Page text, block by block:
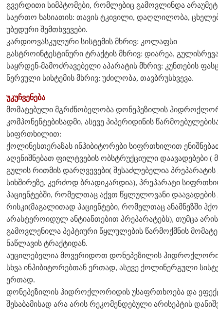
გვერდითი სიმპტომები, რომლებიც გამოვლინდა
საერთო ხასიათის: თავის ტკივილი, დაღლილობა,
უბედური შემთხვევები.
კარდიოვასკულური სისტემის მხრივ: კოლაფსი
გასტროინტესტინური ტრაქტის მხრივ: დიარეა,
საყრდენ-მამოძრავებელი აპარატის მხრივ: კუნთების
ნერვული სისტემის მხრივ: უძილობა, თავბრუსხვევა.
უკუჩვენება
მომატებული მგრძნობელობა დონეპეზილის
კომპონენტებისადმი, ასევე პიპერიდინის
სიფრთხილით:
ქოლინესთერაზას ინჰიბიტორები სიფრთხილით
აღენიშნებათ ფილტვების ობსტრუქციული დაავადებები (
გულის რითმის დარღვევები( შესაძლებელია
სიხშირეზე, კერძოდ ბრადიკარდია), პრეპარატი
პაციენტებში, რომელთაც აქვთ წყლულოვანი
რისკი(მაგალითად პაციენტები, რომელთაც ანამნეზში
არასტეროიდულ ანტიანთებით პრეპარატებს), თუმცა
გამოვლენილა პეპტიური წყლულების წარმოქმნის
ნაწლავის ტრაქტიდან.
აუცილებელია მოვერიდოთ დონეპეზილის
სხვა ინჰიბიტორებთან ერთად, ასევე ქოლინერგული
ერთად.
დონეპეზილის ჰიდროქლორიდის უსაფრთხოება და
შესაბამისად არა არის რეკომენდებული არისეპტის